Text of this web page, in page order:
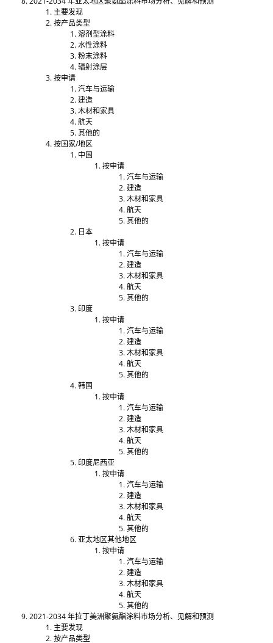
主要发现
按产品类型
溶剂型涂料
水性涂​​料
粉末涂料
辐射涂层
按申请
汽车与运输
建造
木材和家具
航天
其他的
按国家/地区
中国
按申请
汽车与运输
建造
木材和家具
航天
其他的
日本
按申请
汽车与运输
建造
木材和家具
航天
其他的
印度
按申请
汽车与运输
建造
木材和家具
航天
其他的
韩国
按申请
汽车与运输
建造
木材和家具
航天
其他的
印度尼西亚
按申请
汽车与运输
建造
木材和家具
航天
其他的
亚太地区其他地区
按申请
汽车与运输
建造
木材和家具
航天
其他的
2021-2034 年拉丁美洲聚氨酯涂料市场分析、见解和预测
主要发现
按产品类型